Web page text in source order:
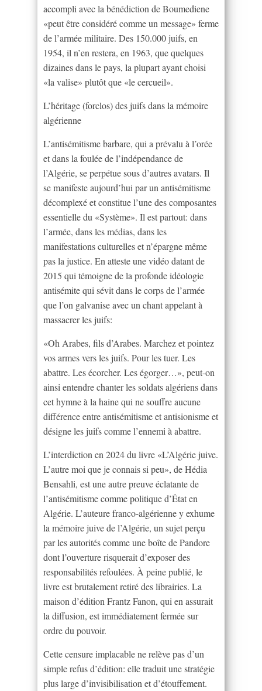
accompli avec la bénédiction de Boumediene
«peut être considéré comme un message» ferme
de l’armée militaire. Des 150.000 juifs, en
1954, il n’en restera, en 1963, que quelques
dizaines dans le pays, la plupart ayant choisi
«la valise» plutôt que «le cercueil».
L’héritage (forclos) des juifs dans la mémoire
algérienne
L’antisémitisme barbare, qui a prévalu à l’orée
et dans la foulée de l’indépendance de
l’Algérie, se perpétue sous d’autres avatars. Il
se manifeste aujourd’hui par un antisémitisme
décomplexé et constitue l’une des composantes
essentielle du «Système». Il est partout: dans
l’armée, dans les médias, dans les
manifestations culturelles et n’épargne même
pas la justice. En atteste une vidéo datant de
2015 qui témoigne de la profonde idéologie
antisémite qui sévit dans le corps de l’armée
que l’on galvanise avec un chant appelant à
massacrer les juifs:
«Oh Arabes, fils d’Arabes. Marchez et pointez
vos armes vers les juifs. Pour les tuer. Les
abattre. Les écorcher. Les égorger…», peut-on
ainsi entendre chanter les soldats algériens dans
cet hymne à la haine qui ne souffre aucune
différence entre antisémitisme et antisionisme et
désigne les juifs comme l’ennemi à abattre.
L’interdiction en 2024 du livre «L’Algérie juive.
L’autre moi que je connais si peu», de Hédia
Bensahli, est une autre preuve éclatante de
l’antisémitisme comme politique d’État en
Algérie. L’auteure franco-algérienne y exhume
la mémoire juive de l’Algérie, un sujet perçu
par les autorités comme une boîte de Pandore
dont l’ouverture risquerait d’exposer des
responsabilités refoulées. À peine publié, le
livre est brutalement retiré des librairies. La
maison d’édition Frantz Fanon, qui en assurait
la diffusion, est immédiatement fermée sur
ordre du pouvoir.
Cette censure implacable ne relève pas d’un
simple refus d’édition: elle traduit une stratégie
plus large d’invisibilisation et d’étouffement.